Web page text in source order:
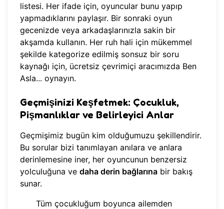
listesi. Her ifade için, oyuncular bunu yapıp
yapmadıklarını paylaşır. Bir sonraki oyun
gecenizde veya arkadaşlarınızla sakin bir
akşamda kullanın. Her ruh hali için mükemmel
şekilde kategorize edilmiş sonsuz bir soru
kaynağı için, ücretsiz çevrimiçi aracımızda Ben
Asla... oynayın.
Geçmişinizi Keşfetmek: Çocukluk,
Pişmanlıklar ve Belirleyici Anlar
Geçmişimiz bugün kim olduğumuzu şekillendirir.
Bu sorular bizi tanımlayan anılara ve anlara
derinlemesine iner, her oyuncunun benzersiz
yolculuğuna ve daha derin bağlarına bir bakış
sunar.
Tüm çocukluğum boyunca ailemden